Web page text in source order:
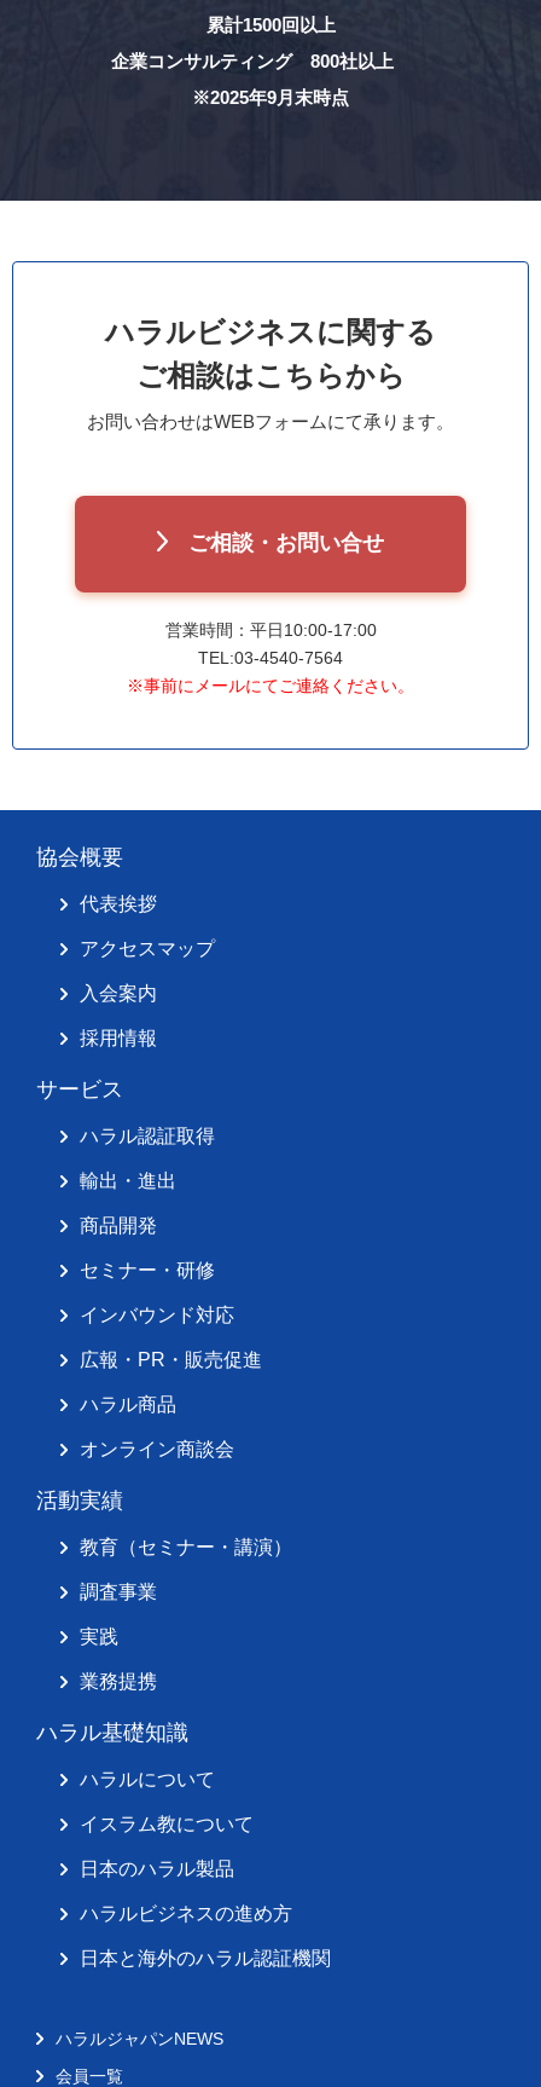
累計1500回以上
企業コンサルティング 800社以上
※2025年9月末時点
ハラルビジネスに関する
ご相談はこちらから
お問い合わせはWEBフォームにて承ります。
ご相談・お問い合せ
営業時間：平日10:00-17:00
TEL:03-4540-7564
※事前にメールにてご連絡ください。
協会概要
代表挨拶
アクセスマップ
入会案内
採用情報
サービス
ハラル認証取得
輸出・進出
商品開発
セミナー・研修
インバウンド対応
広報・PR・販売促進
ハラル商品
オンライン商談会
活動実績
教育（セミナー・講演）
調査事業
実践
業務提携
ハラル基礎知識
ハラルについて
イスラム教について
日本のハラル製品
ハラルビジネスの進め方
日本と海外のハラル認証機関
ハラルジャパンNEWS
会員一覧